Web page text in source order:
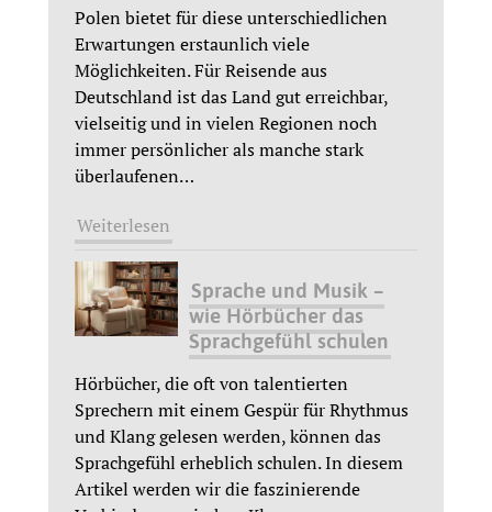
Polen bietet für diese unterschiedlichen
Erwartungen erstaunlich viele
Möglichkeiten. Für Reisende aus
Deutschland ist das Land gut erreichbar,
vielseitig und in vielen Regionen noch
immer persönlicher als manche stark
überlaufenen…
Weiterlesen
Sprache und Musik –
wie Hörbücher das
Sprachgefühl schulen
Hörbücher, die oft von talentierten
Sprechern mit einem Gespür für Rhythmus
und Klang gelesen werden, können das
Sprachgefühl erheblich schulen. In diesem
Artikel werden wir die faszinierende